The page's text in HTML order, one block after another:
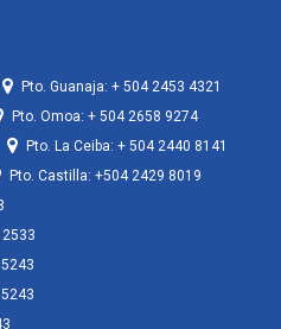
Pto. Guanaja: + 504 2453 4321
Pto. Omoa: + 504 2658 9274
Pto. La Ceiba: + 504 2440 8141
Pto. Castilla: +504 2429 8019